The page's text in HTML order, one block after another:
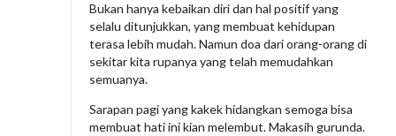
Bukan hanya kebaikan diri dan hal positif yang
selalu ditunjukkan, yang membuat kehidupan
terasa lebih mudah. Namun doa dari orang-orang di
sekitar kita rupanya yang telah memudahkan
semuanya.
Sarapan pagi yang kakek hidangkan semoga bisa
membuat hati ini kian melembut. Makasih gurunda.